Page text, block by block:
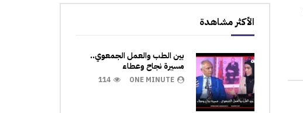
الأكثر مشاهدة
بين الطب والعمل الجمعوي..
مسيرة نجاح وعطاء
ONE MINUTE
114